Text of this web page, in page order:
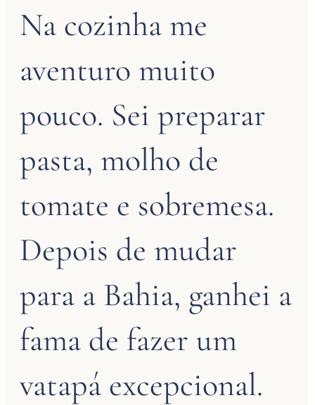
Na cozinha me
aventuro muito
pouco. Sei preparar
pasta, molho de
tomate e sobremesa.
Depois de mudar
para a Bahia, ganhei a
fama de fazer um
vatapá excepcional.